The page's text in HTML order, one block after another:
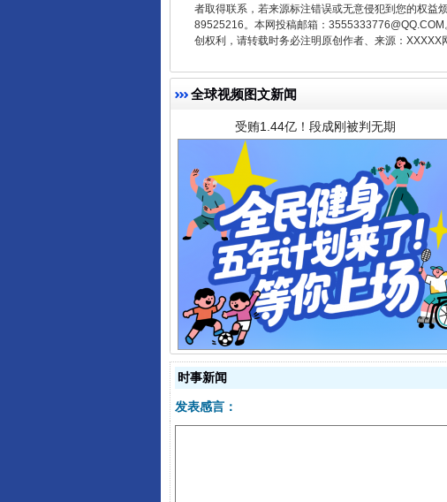
者取得联系，若来源标注错误或无意侵犯到您的权
89525216。本网投稿邮箱：
创权利，请转载时务必注明原创作者、来源：XXXXX
全球视频图文新闻
受贿1.44亿！段成刚被判无期
全民健身五年计划来了！等你上场
时事新闻
发表感言：